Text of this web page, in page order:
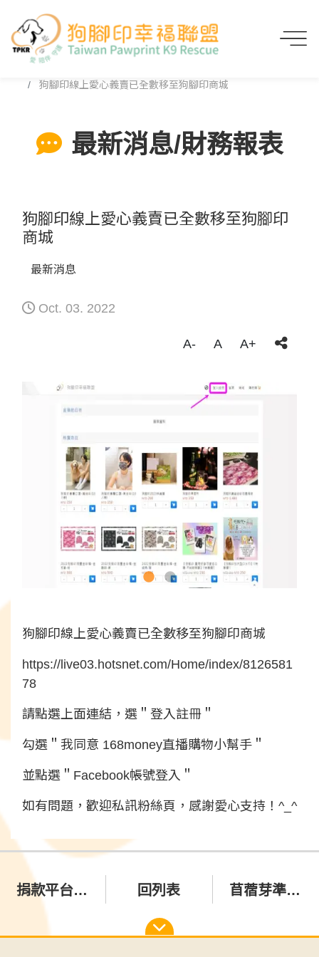
狗腳印線上愛心義賣已全數移至狗腳印商城
最新消息/財務報表
狗腳印線上愛心義賣已全數移至狗腳印
商城
最新消息
Oct. 03. 2022
A- A A+
狗腳印線上愛心義賣已全數移至狗腳印商城
https://live03.hotsnet.com/Home/index/8126581
78
請點選上面連結，選＂登入註冊＂
勾選＂我同意 168money直播購物小幫手＂
並點選＂Facebook帳號登入＂
如有問題，歡迎私訊粉絲頁，感謝愛心支持！^_^
捐款平台系統提供線上下載收據，不再另行郵寄 回列表 苜蓿芽準備開刀了